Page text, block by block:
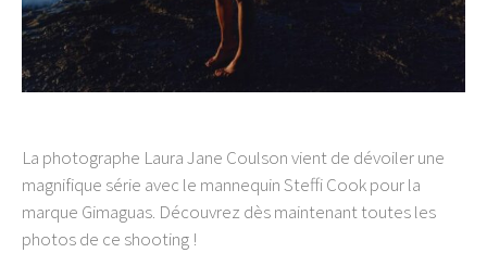
La photographe Laura Jane Coulson vient de dévoiler une
magnifique série avec le mannequin Steffi Cook pour la
marque Gimaguas. Découvrez dès maintenant toutes les
photos de ce shooting !